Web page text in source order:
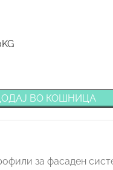
ВО КОШНИЦА
за фасаден